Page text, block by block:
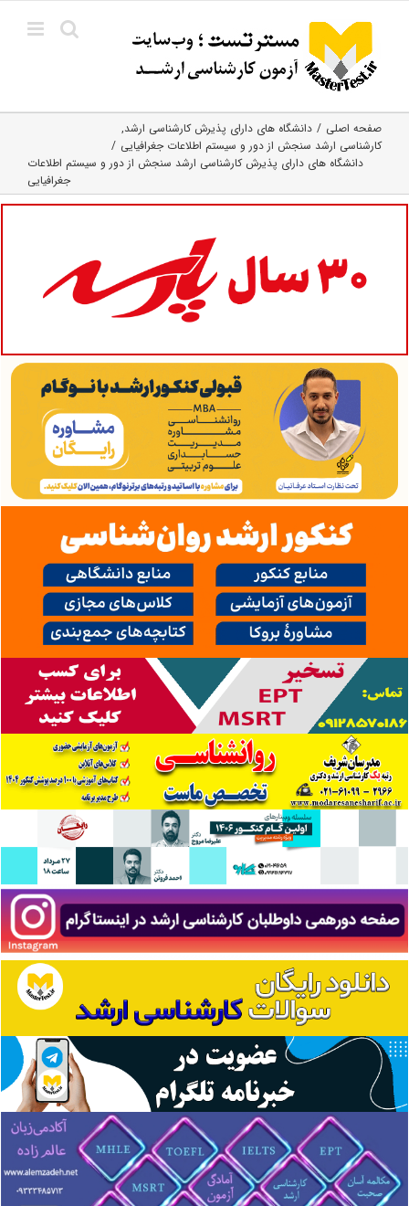
content
صفحه اصلی
دانشگاه های دارای پذیرش کارشناسی ارشد
کارشناسی ارشد سنجش از دور و سیستم اطلاعات جغرافیایی
دانشگاه های دارای پذیرش کارشناسی ارشد سنجش از دور و سیستم اطلاعات
جغرافیایی